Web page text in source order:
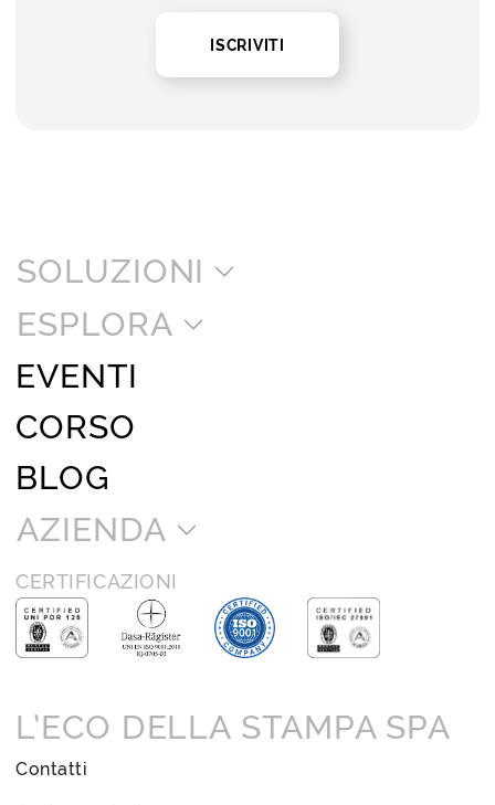
ISCRIVITI
SOLUZIONI
ESPLORA
EVENTI
CORSO
BLOG
AZIENDA
CERTIFICAZIONI
L’ECO DELLA STAMPA SPA
Contatti